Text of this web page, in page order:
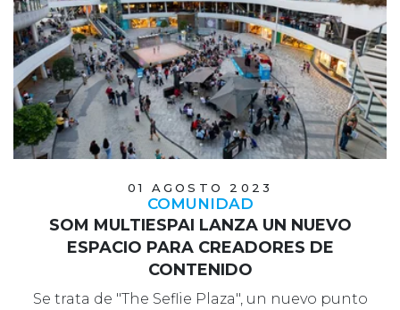
01 AGOSTO 2023
COMUNIDAD
SOM MULTIESPAI LANZA UN NUEVO
ESPACIO PARA CREADORES DE
CONTENIDO
Se trata de "The Seflie Plaza", un nuevo punto